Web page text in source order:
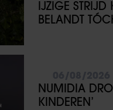
IJZIGE STRIJD
BELANDT
NUMIDIA
KINDEREN’